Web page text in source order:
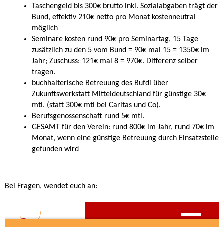
Taschengeld bis 300€ brutto inkl. Sozialabgaben trägt der
Bund, effektiv 210€ netto pro Monat kostenneutral
möglich
Seminare kosten rund 90€ pro Seminartag, 15 Tage
zusätzlich zu den 5 vom Bund = 90€ mal 15 = 1350€ im
Jahr; Zuschuss: 121€ mal 8 = 970€. Differenz selber
tragen.
buchhalterische Betreuung des Bufdi über
Zukunftswerkstatt Mitteldeutschland für günstige 30€
mtl. (statt 300€ mtl bei Caritas und Co).
Berufsgenossenschaft rund 5€ mtl.
GESAMT für den Verein: rund 800€ im Jahr, rund 70€ im
Monat, wenn eine günstige Betreuung durch Einsatzstelle
gefunden wird
Bei Fragen, wendet euch an: